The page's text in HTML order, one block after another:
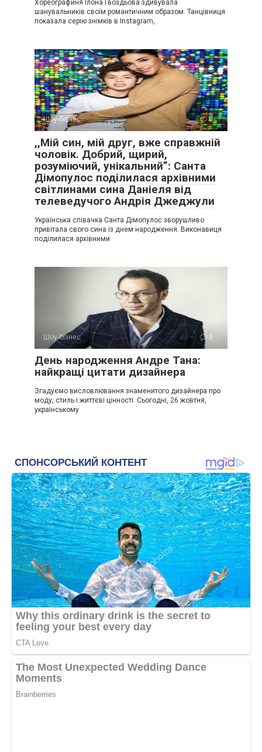
Хореографиня Ілона Гвоздьова здивувала
шанувальників своїм романтичним образом. Танцівниця
показала серію знімків в Instagram,
Шоу-бізнес 0
,,Мій син, мій друг, вже справжній
чоловік. Добрий, щирий,
розуміючий, унікальний”: Санта
Дімопулос поділилася архівними
світлинами сина Даніеля від
телеведучого Андрія Джеджули
Українська співачка Санта Дімопулос зворушливо
привітала свого сина із днем народження. Виконавиця
поділилася архівними
Шоу-бізнес 0
День народження Андре Тана:
найкращі цитати дизайнера
Згадуємо висловлювання знаменитого дизайнера про
моду, стиль і життєві цінності. Сьогодні, 26 жовтня,
українському